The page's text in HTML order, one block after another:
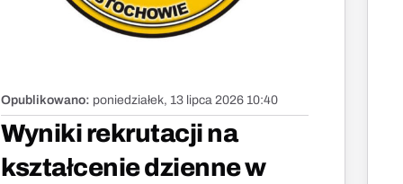
Opublikowano: poniedziałek, 13 lipca 2026 10:40
Wyniki rekrutacji na
kształcenie dzienne w